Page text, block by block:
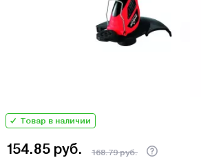
Товар в наличии
154.85 руб. 168.79 руб.